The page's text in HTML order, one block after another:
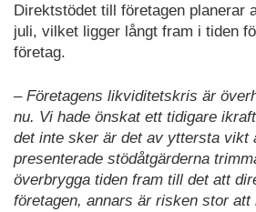
Direktstödet till företagen planerar
juli, vilket ligger långt fram i tiden
företag.
– Företagens likviditetskris är
nu. Vi hade önskat ett tidigare
det inte sker är det av yttersta vikt
presenterade stödåtgärderna
överbrygga tiden fram till det att
företagen, annars är risken stor att